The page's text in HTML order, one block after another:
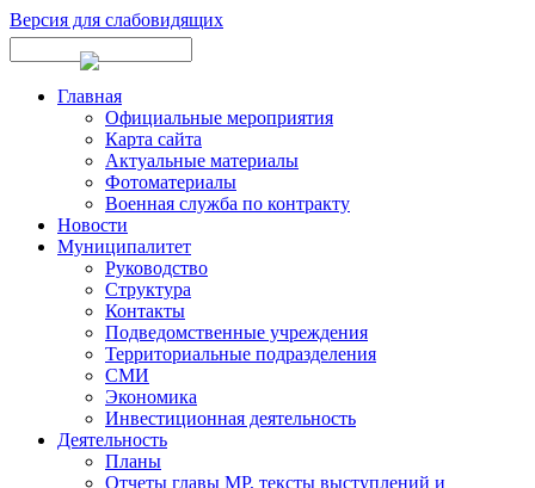
Версия для слабовидящих
Главная
Официальные мероприятия
Карта сайта
Актуальные материалы
Фотоматериалы
Военная служба по контракту
Новости
Муниципалитет
Руководство
Структура
Контакты
Подведомственные учреждения
Территориальные подразделения
СМИ
Экономика
Инвестиционная деятельность
Деятельность
Планы
Отчеты главы МР, тексты выступлений и